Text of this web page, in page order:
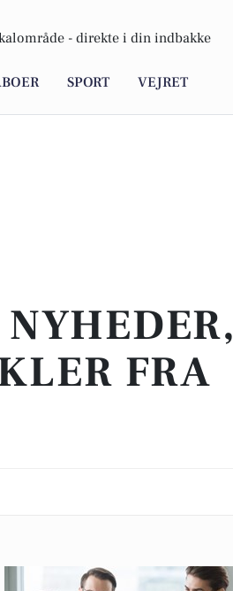
- direkte i din indbakke
SPORT VEJRET
FRA